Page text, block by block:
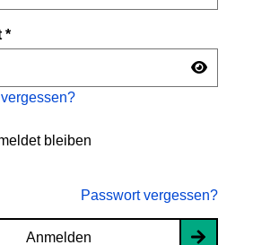
*
bleiben
Passwort vergessen?
Anmelden